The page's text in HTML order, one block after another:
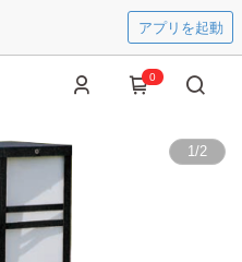
アプリを起動
0
1/2